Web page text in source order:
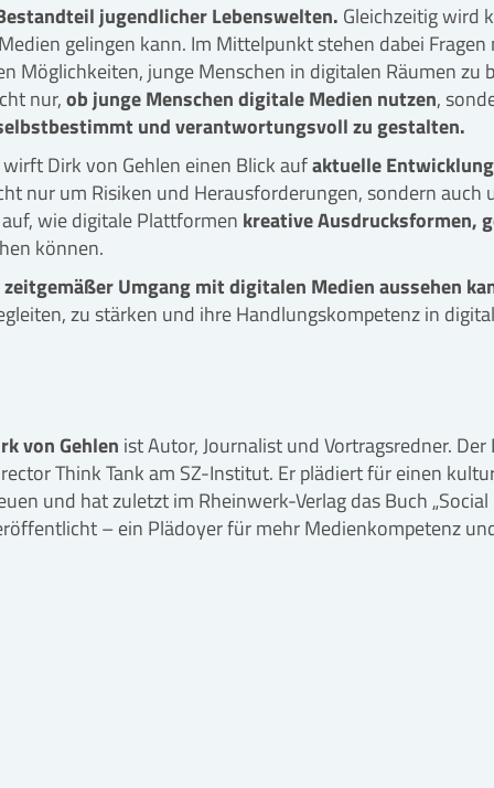
jugendlicher Lebenswelten. Gleichzeitig wird
gelingen kann. Im Mittelpunkt stehen dabei
Möglichkeiten, junge Menschen in digitalen Räumen zu
nur,ob junge Menschen digitale Medien nutzen,
und verantwortungsvoll zu gestalten.
wirft Dirk von Gehlen einen Blick aufaktuelle
nur um Risiken und Herausforderungen, sondern auch
wie digitale Plattformen kreative Ausdrucksformen,
können.
Umgang mit digitalen Medien aussehen
zu stärken und ihre Handlungskompetenz in
von Gehlen ist Autor, Journalist und Vortragsredner.
Think Tank am SZ-Institut. Er plädiert für einen
und hat zuletzt im Rheinwerk-Verlag das Buch
– ein Plädoyer für mehr Medienkompetenz